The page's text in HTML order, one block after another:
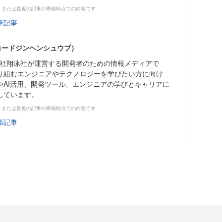
たは直近の記事の寄稿時点での内容です
記事
ドジンヘンシュウブ）
翔泳社が運営する開発者のための情報メディアで
組むエンジニアやテクノロジーを学びたい方に向け
AI活用、開発ツール、エンジニアの学びとキャリアに
います。
たは直近の記事の寄稿時点での内容です
記事